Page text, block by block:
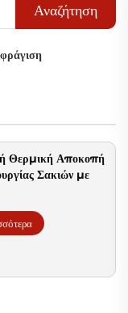
Αναζήτηση
Θερμική Αποκοπή
Σακιών με